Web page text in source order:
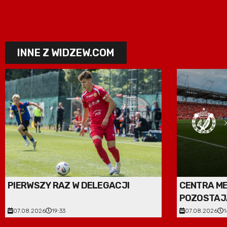
INNE Z WIDZEW.COM
PIERWSZY RAZ W DELEGACJI
07.08.2026 19:33
CENTRA
07.08.2026